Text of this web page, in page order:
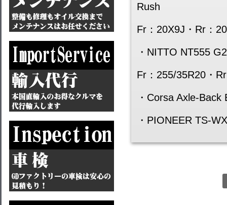
Rush
Fr：20X9J・Rr：
・NITTO NT555 G2
Fr：255/35R20・
・Corsa Axle-
・PIONEER TS-